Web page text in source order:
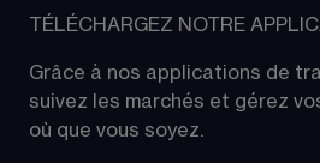
TÉLÉCHARGEZ NOTRE
Grâce à nos applications de
suivez les marchés et gérez
où que vous soyez.